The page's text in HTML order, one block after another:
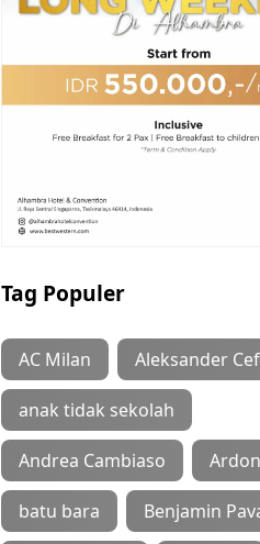
Tag Populer
AC Milan Aleksander
anak tidak sekolah
Andrea Cambiaso
batu bara Benjamin